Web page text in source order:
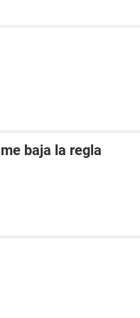
baja la regla